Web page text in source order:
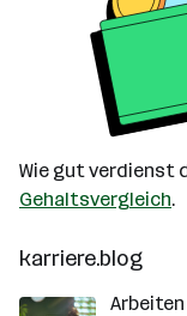
Wie gut verdienst
Gehaltsvergleich.
karriere.blog